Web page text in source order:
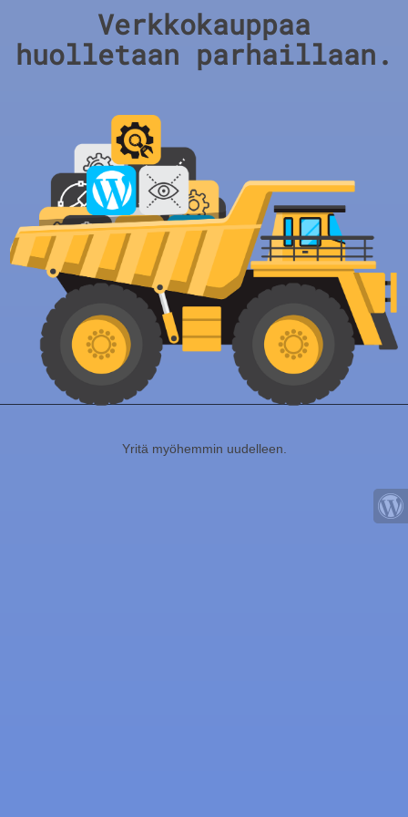
Verkkokauppaa
huolletaan parhaillaan.
Yritä myöhemmin uudelleen.